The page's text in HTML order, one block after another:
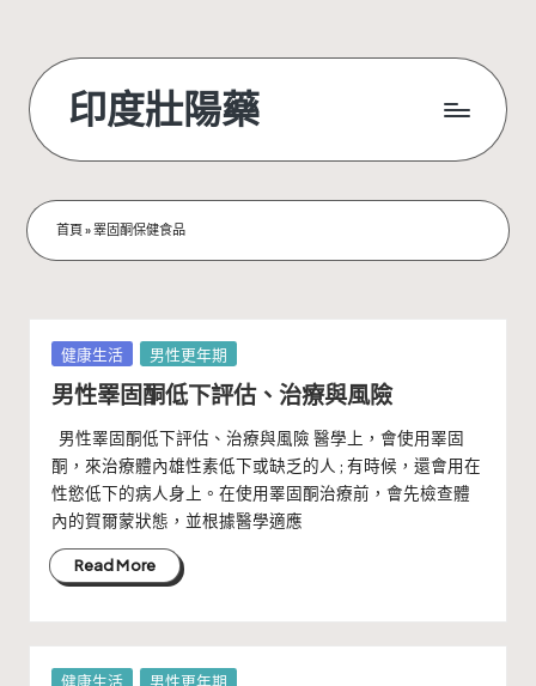
content
印度壯陽藥
首頁»睪固酮保健食品
Posted
in
健康生活 男性更年期
男性睪固酮低下評估、治療與風險
男性睪固酮低下評估、治療與風險 醫學上，會使用睪固
酮，來治療體內雄性素低下或缺乏的人 ; 有時候，還會用在
性慾低下的病人身上。在使用睪固酮治療前，會先檢查體
內的賀爾蒙狀態，並根據醫學適應
Read More
Posted
健康生活 男性更年期